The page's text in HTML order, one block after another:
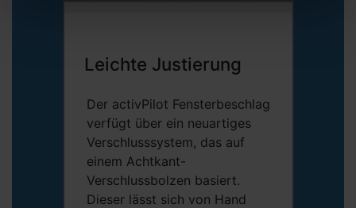
Leichte Justierung
Der activPilot Fensterbeschlag
verfügt über ein neuartiges
Verschlusssystem, das auf
einem Achtkant-
Verschlussbolzen basiert.
Dieser lässt sich von Hand